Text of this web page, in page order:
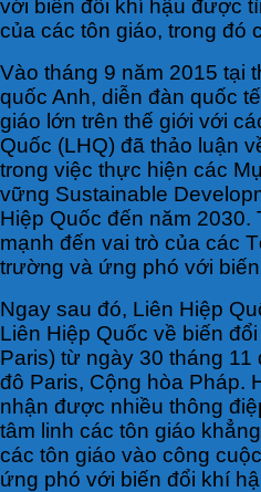
với biến đổi khí hậu được
của các tôn giáo, trong đó
Vào tháng 9 năm 2015 tại
quốc Anh, diễn đàn quốc
giáo lớn trên thế giới với
Quốc (LHQ) đã thảo luận
trong việc thực hiện các
vững Sustainable
Hiệp Quốc đến năm 2030.
mạnh đến vai trò của các
trường và ứng phó với
Ngay sau đó, Liên Hiệp
Liên Hiệp Quốc về biến
Paris) từ ngày 30 tháng 11
đô Paris, Cộng hòa Pháp.
nhận được nhiều thông
tâm linh các tôn giáo
các tôn giáo vào công
ứng phó với biến đổi khí